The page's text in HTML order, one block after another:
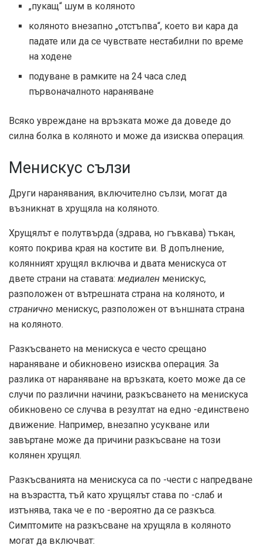
„пукащ“ шум в коляното
коляното внезапно „отстъпва“, което ви кара да
падате или да се чувствате нестабилни по време
на ходене
подуване в рамките на 24 часа след
първоначалното нараняване
Всяко увреждане на връзката може да доведе до
силна болка в коляното и може да изисква операция.
Менискус сълзи
Други наранявания, включително сълзи, могат да
възникнат в хрущяла на коляното.
Хрущялът е полутвърда (здрава, но гъвкава) тъкан,
която покрива края на костите ви. В допълнение,
колянният хрущял включва и двата менискуса от
двете страни на ставата: медиален менискус,
разположен от вътрешната страна на коляното, и
странично менискус, разположен от външната страна
на коляното.
Разкъсването на менискуса е често срещано
нараняване и обикновено изисква операция. За
разлика от нараняване на връзката, което може да се
случи по различни начини, разкъсването на менискуса
обикновено се случва в резултат на едно -единствено
движение. Например, внезапно усукване или
завъртане може да причини разкъсване на този
колянен хрущял.
Разкъсванията на менискуса са по -чести с напредване
на възрастта, тъй като хрущялът става по -слаб и
изтънява, така че е по -вероятно да се разкъса.
Симптомите на разкъсване на хрущяла в коляното
могат да включват: